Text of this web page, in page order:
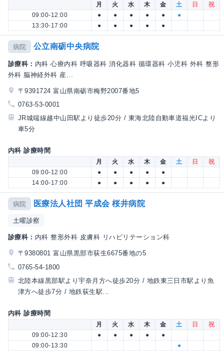
月 火 水 木 金 土 日
祝
09:00-12:00
● ● ● ● ●
●
13:30-17:00
● ● ● ● ●
病院 公立南砺中央病院
診療科： 内科 心療内科 呼吸器科 消化器科 循環器科 小児科 外科 整形
外科 脳神経外科 産...
〒9391724 富山県南砺市梅野2007番地5
0763-53-0001
JR城端線越中山田駅より徒歩20分 / 東海北陸自動車道福光ICより
車5分
内科 診療時間
月 火 水 木 金 土 日
祝
09:00-12:00
● ● ● ●
●
14:00-17:00
● ● ● ● ●
病院 医療法人社団 平成会 桜井病院
土曜診察
診療科： 内科 整形外科 皮膚科 リハビリテーション科
〒9380801 富山県黒部市荻生6675番地の5
0765-54-1800
北陸本線黒部駅より宇奈月方へ徒歩20分 / 地鉄東三日市駅より魚
津方へ徒歩7分 / 地鉄荻生駅...
内科 診療時間
月 火 水 木 金 土 日
祝
09:00-12:30
● ● ● ●
●
09:00-13:30
●